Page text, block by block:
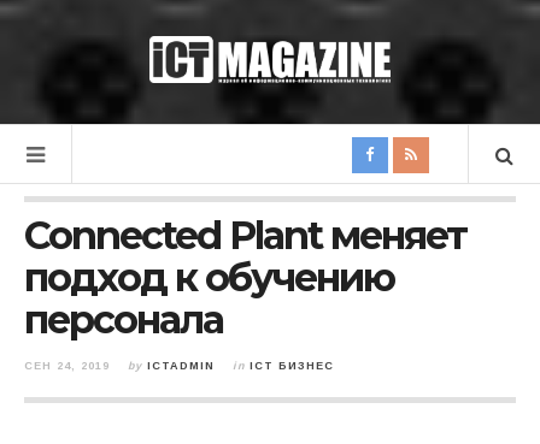
Connected Plant меняет
подход к обучению
персонала
СЕН 24, 2019 by ICTADMIN in ICT БИЗНЕС